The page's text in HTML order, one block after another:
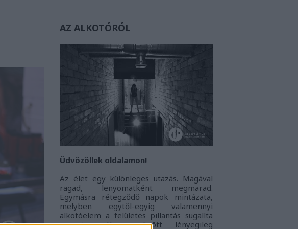
AZ ALKOTÓRÓL
Üdvözöllek oldalamon!
Az élet egy különleges utazás. Magával
ragad, lenyomatként megmarad.
Egymásra rétegződő napok mintázata,
melyben egytől-egyig valamennyi
alkotóelem a felületes pillantás sugallta
monoton álarc mögött lényegileg